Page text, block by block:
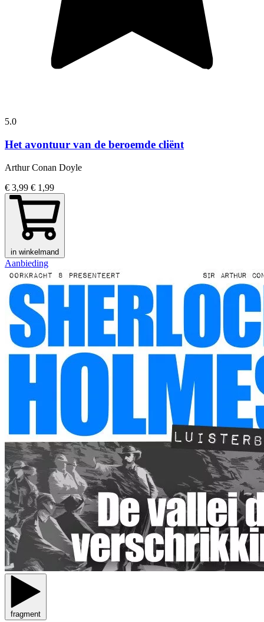
5.0
Het avontuur van de beroemde cliënt
Arthur Conan Doyle
€ 3,99 € 1,99
in winkelmand
Aanbieding
fragment